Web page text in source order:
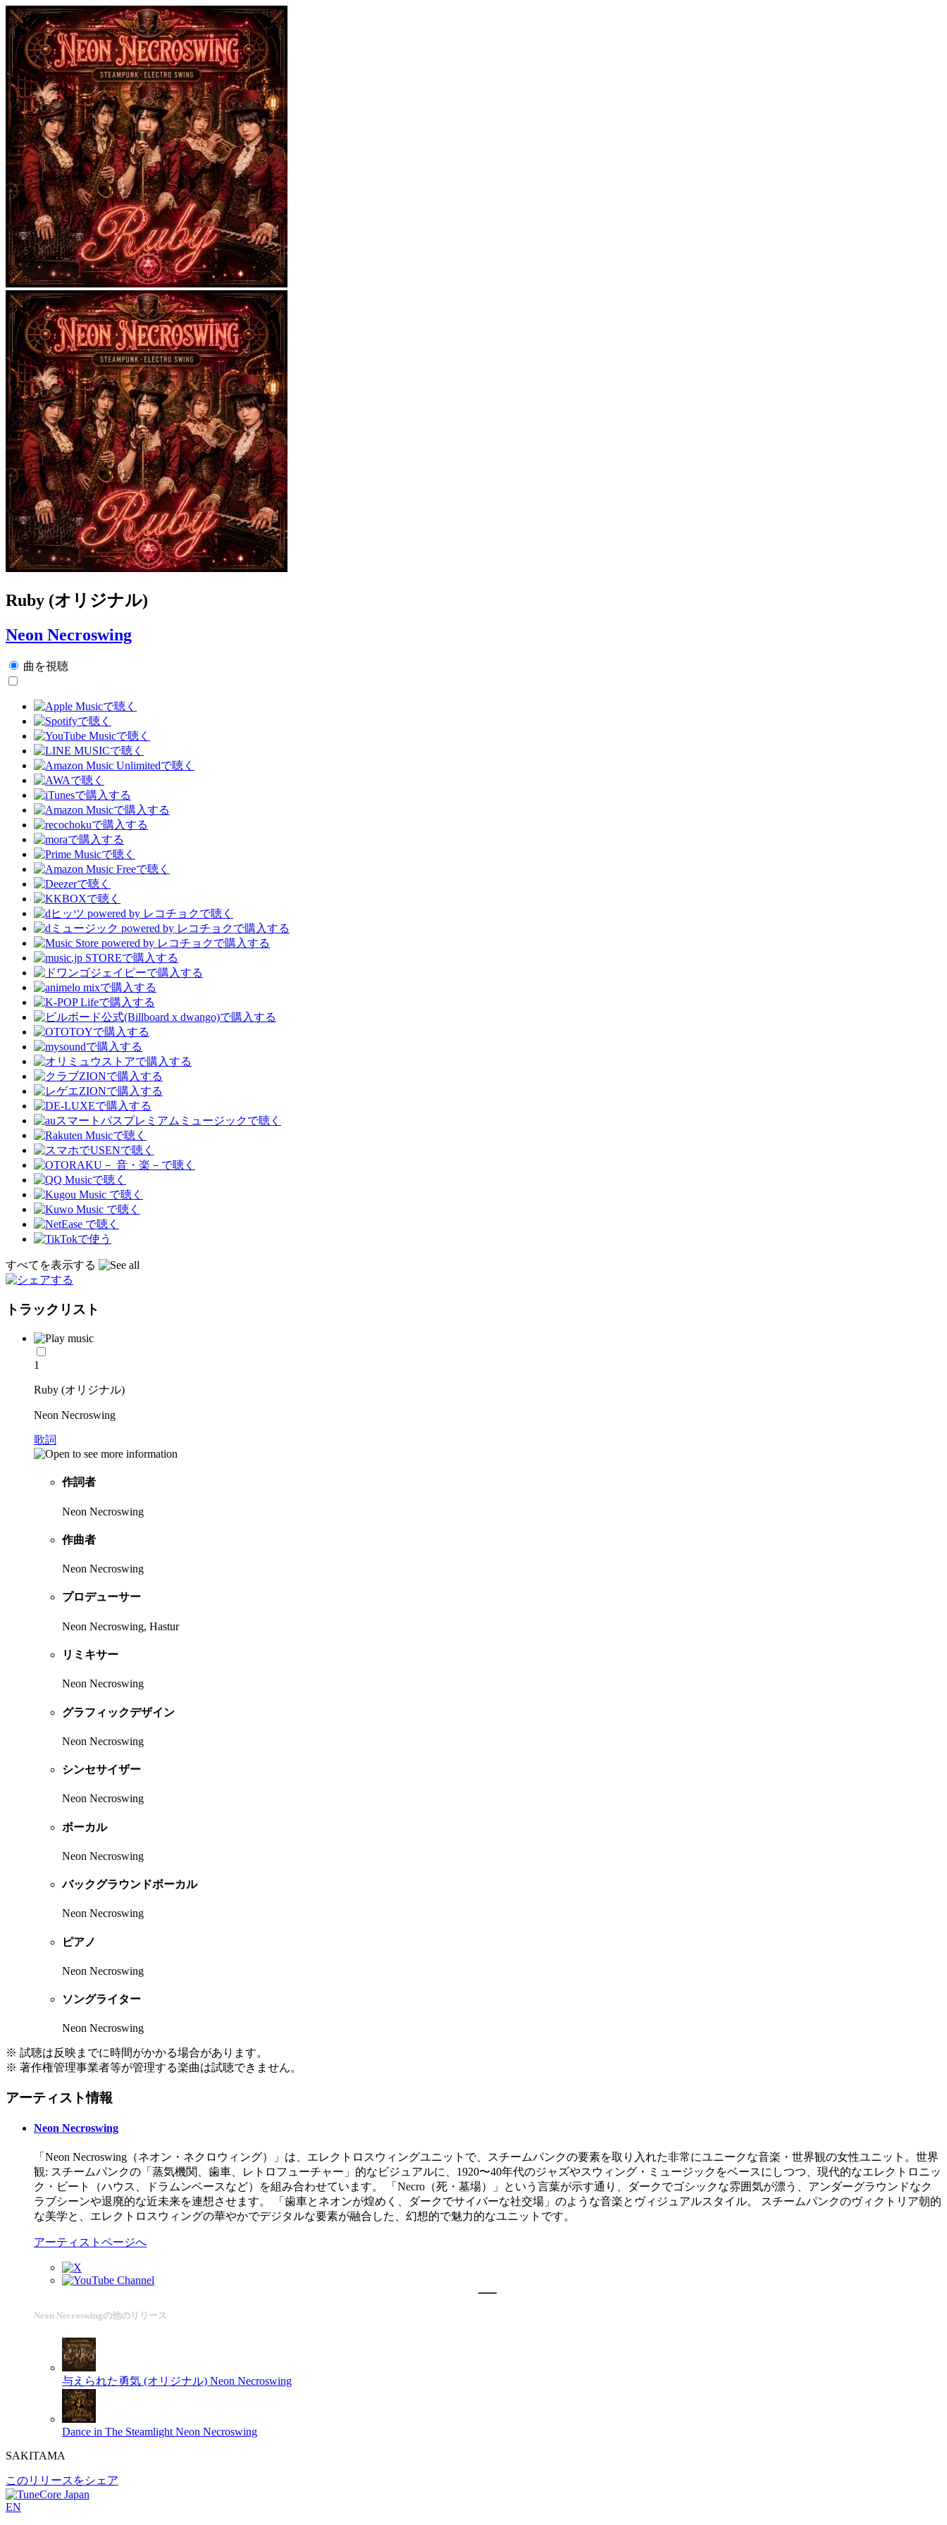
Ruby (オリジナル)
Neon Necroswing
曲を視聴
すべてを表示する
トラックリスト
1
Ruby (オリジナル)
Neon Necroswing
歌詞
作詞者
Neon Necroswing
作曲者
Neon Necroswing
プロデューサー
Neon Necroswing, Hastur
リミキサー
Neon Necroswing
グラフィックデザイン
Neon Necroswing
シンセサイザー
Neon Necroswing
ボーカル
Neon Necroswing
バックグラウンドボーカル
Neon Necroswing
ピアノ
Neon Necroswing
ソングライター
Neon Necroswing
※ 試聴は反映までに時間がかかる場合があります。
※ 著作権管理事業者等が管理する楽曲は試聴できません。
アーティスト情報
Neon Necroswing
「Neon Necroswing（ネオン・ネクロウィング）」は、エレクトロスウィングユニットで、スチームパンクの要素を取り入れた非常にユニークな音楽・世界観の女性ユニット。世界
観: スチームパンクの「蒸気機関、歯車、レトロフューチャー」的なビジュアルに、1920〜40年代のジャズやスウィング・ミュージックをベースにしつつ、現代的なエレクトロニッ
ク・ビート（ハウス、ドラムンベースなど）を組み合わせています。 「Necro（死・墓場）」という言葉が示す通り、ダークでゴシックな雰囲気が漂う、アンダーグラウンドなク
ラブシーンや退廃的な近未来を連想させます。 「歯車とネオンが煌めく、ダークでサイバーな社交場」のような音楽とヴィジュアルスタイル。 スチームパンクのヴィクトリア朝的
な美学と、エレクトロスウィングの華やかでデジタルな要素が融合した、幻想的で魅力的なユニットです。
アーティストページへ
Neon Necroswingの他のリリース
与えられた勇気 (オリジナル) Neon Necroswing
Dance in The Steamlight Neon Necroswing
SAKITAMA
このリリースをシェア
EN